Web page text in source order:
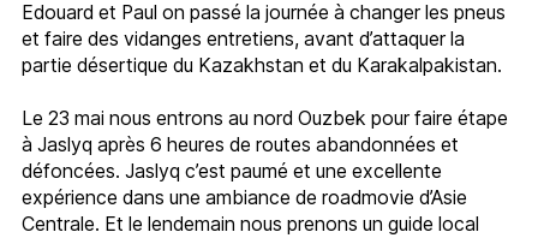
Edouard et Paul on passé la journée à changer les pneus
et faire des vidanges entretiens, avant d’attaquer la
partie désertique du Kazakhstan et du Karakalpakistan.
Le 23 mai nous entrons au nord Ouzbek pour faire étape
à Jaslyq après 6 heures de routes abandonnées et
défoncées. Jaslyq c’est paumé et une excellente
expérience dans une ambiance de roadmovie d’Asie
Centrale. Et le lendemain nous prenons un guide local